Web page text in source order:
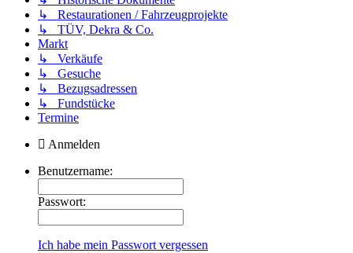
↳ Restaurationen / Fahrzeugprojekte
↳ TÜV, Dekra & Co.
Markt
↳ Verkäufe
↳ Gesuche
↳ Bezugsadressen
↳ Fundstücke
Termine
Anmelden
Benutzername:
Passwort:
Ich habe mein Passwort vergessen